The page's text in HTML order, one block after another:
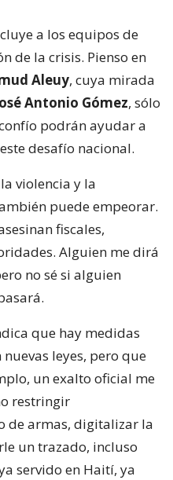
a los equipos de
de la crisis. Pienso en
Aleuy, cuya mirada
Antonio Gómez, sólo
podrán ayudar a
desafío nacional.
violencia y la
puede empeorar.
fiscales,
Alguien me dirá
no sé si alguien
que hay medidas
leyes, pero que
un exalto oficial me
restringir
de armas, digitalizar la
un trazado, incluso
servido en Haití, ya